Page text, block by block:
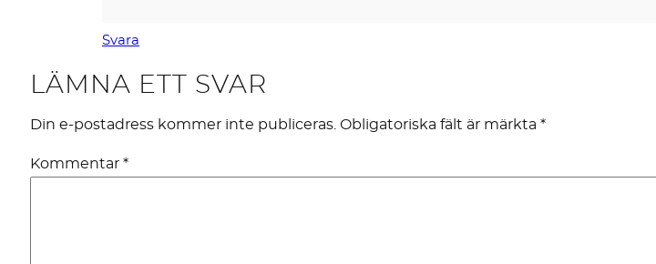
Svara
LÄMNA ETT SVAR
Din e-postadress kommer inte publiceras. Obligatoriska fält är märkta *
Kommentar *